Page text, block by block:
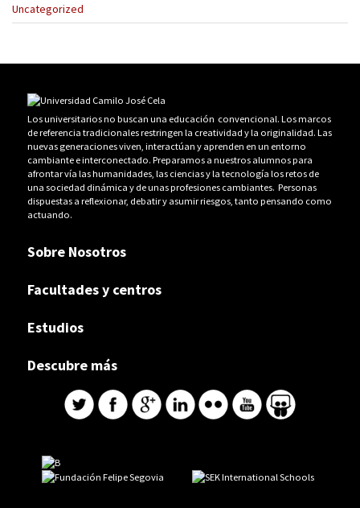
Uncategorized
Los universitarios no buscan una educación convencional. Los marcos
de referencia tradicionales restringen la creatividad y la originalidad. Las
nuevas generaciones viven, interactúan y aprenden en un entorno
cambiante e interconectado. Preparamos a nuestros alumnos para
afrontar vía las humanidades, las ciencias y la tecnología los retos de
una sociedad dinámica y de unas profesiones cambiantes. Personas
dispuestas a reflexionar, debatir y asumir riesgos, tanto pensando como
actuando.
Sobre Nosotros
Facultades y centros
Estudios
Descubre más